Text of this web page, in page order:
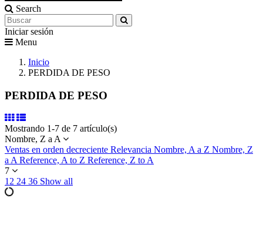
Search
Iniciar sesión
Menu
Inicio
PERDIDA DE PESO
PERDIDA DE PESO
Mostrando 1-7 de 7 artículo(s)
Nombre, Z a A
Ventas en orden decreciente Relevancia Nombre, A a Z Nombre, Z
a AReference, A to Z Reference, Z to A
7
12 24 36 Show all